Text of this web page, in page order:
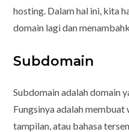
hosting. Dalam hal ini, kita
domain lagi dan
Subdomain
Subdomain adalah domain
Fungsinya adalah
tampilan, atau bahasa